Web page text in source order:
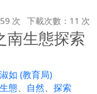
次 下載次數：11 次
南生態探索
如 (教育局)
生態、 自然、 探索